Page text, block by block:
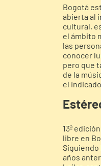
Bogotá
abierta al
cultural,
el ámbito
las
conocer
pero que
de la
el
13ª
libre en
Siguiendo
años